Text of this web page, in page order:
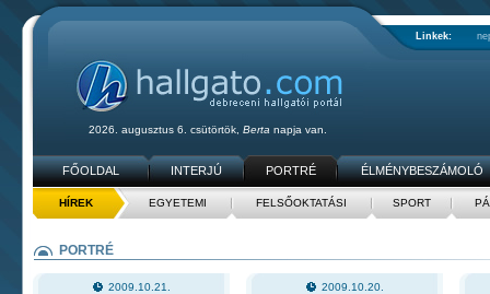
Linkek:
2026. augusztus 6. csütörtök, Berta napja van.
FŐOLDAL INTERJÚ PORTRÉ ÉLMÉNYBESZÁMOLÓ
HÍREK EGYETEMI FELSŐOKTATÁSI SPORT
PORTRÉ
2009.10.21. 2009.10.20.